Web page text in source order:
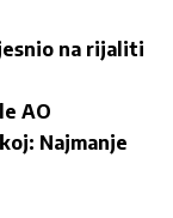
na rijaliti
AO
Najmanje